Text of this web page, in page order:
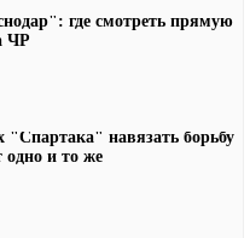
где смотреть прямую
ЧР
"Спартака" навязать борьбу
одно и то же